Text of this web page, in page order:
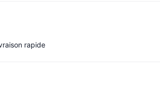
rapide